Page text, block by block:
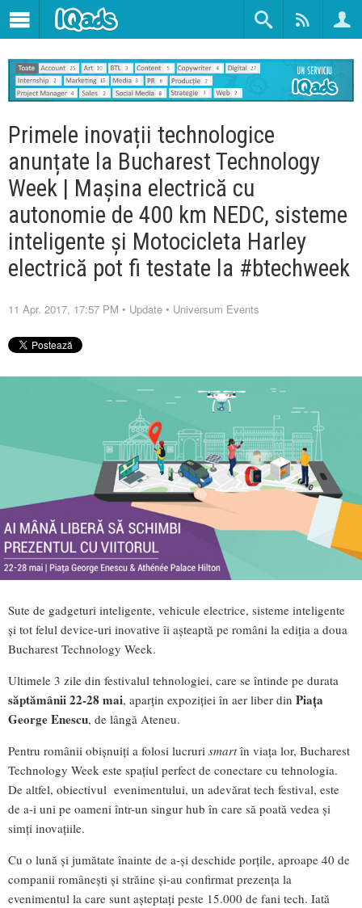
Primele inovații technologice
anunțate la Bucharest Technology
Week | Mașina electrică cu
autonomie de 400 km NEDC, sisteme
inteligente și Motocicleta Harley
electrică pot fi testate la #btechweek
11 Apr. 2017, 17:57 PM • Update • Universum Events
Sute de gadgeturi inteligente, vehicule electrice, sisteme inteligente
și tot felul device-uri inovative îi așteaptă pe români la ediția a doua
Bucharest Technology Week.
Ultimele 3 zile din festivalul tehnologiei, care se întinde pe durata
săptămânii 22-28 mai, aparțin expoziției în aer liber din Piața
George Enescu, de lângă Ateneu.
Pentru românii obișnuiți a folosi lucruri smartîn viața lor, Bucharest
Technology Week este spațiul perfect de conectare cu tehnologia.
De altfel, obiectivul evenimentului, un adevărat tech festival, este
de a-i uni pe oameni într-un singur hub în care să poată vedea și
simți inovațiile.
Cu o lună și jumătate înainte de a-și deschide porțile, aproape 40 de
companii românești și străine și-au confirmat prezența la
evenimentul la care sunt așteptați peste 15.000 de fani tech. Iată